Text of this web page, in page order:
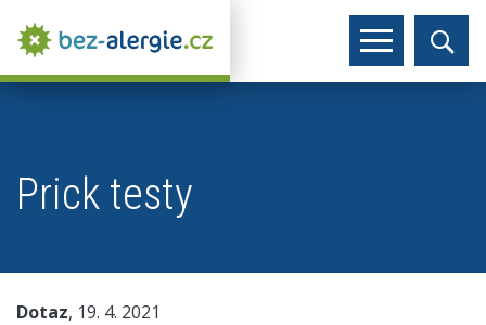
Prick testy
Dotaz, 19. 4. 2021